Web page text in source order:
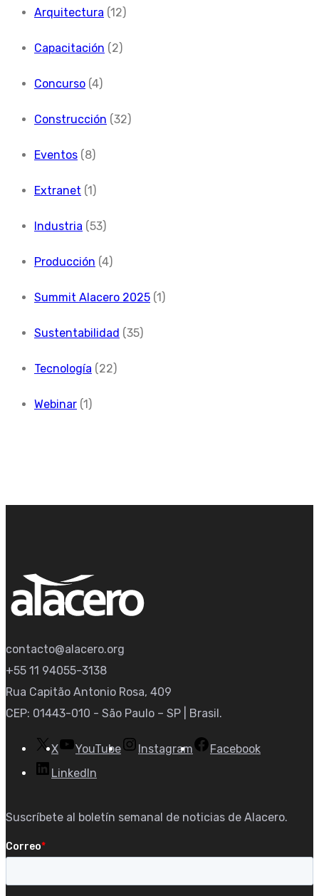
Arquitectura (12)
Capacitación (2)
Concurso (4)
Construcción (32)
Eventos (8)
Extranet (1)
Industria (53)
Producción (4)
Summit Alacero 2025 (1)
Sustentabilidad (35)
Tecnología (22)
Webinar (1)
contacto@alacero.org
+55 11 94055-3138
Rua Capitão Antonio Rosa, 409
CEP: 01443-010 - São Paulo – SP | Brasil.
X YouTube Instagram
Facebook
LinkedIn
Suscríbete al boletín semanal de noticias de Alacero.